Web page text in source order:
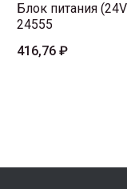
Блок питания
24555
416,76 ₽